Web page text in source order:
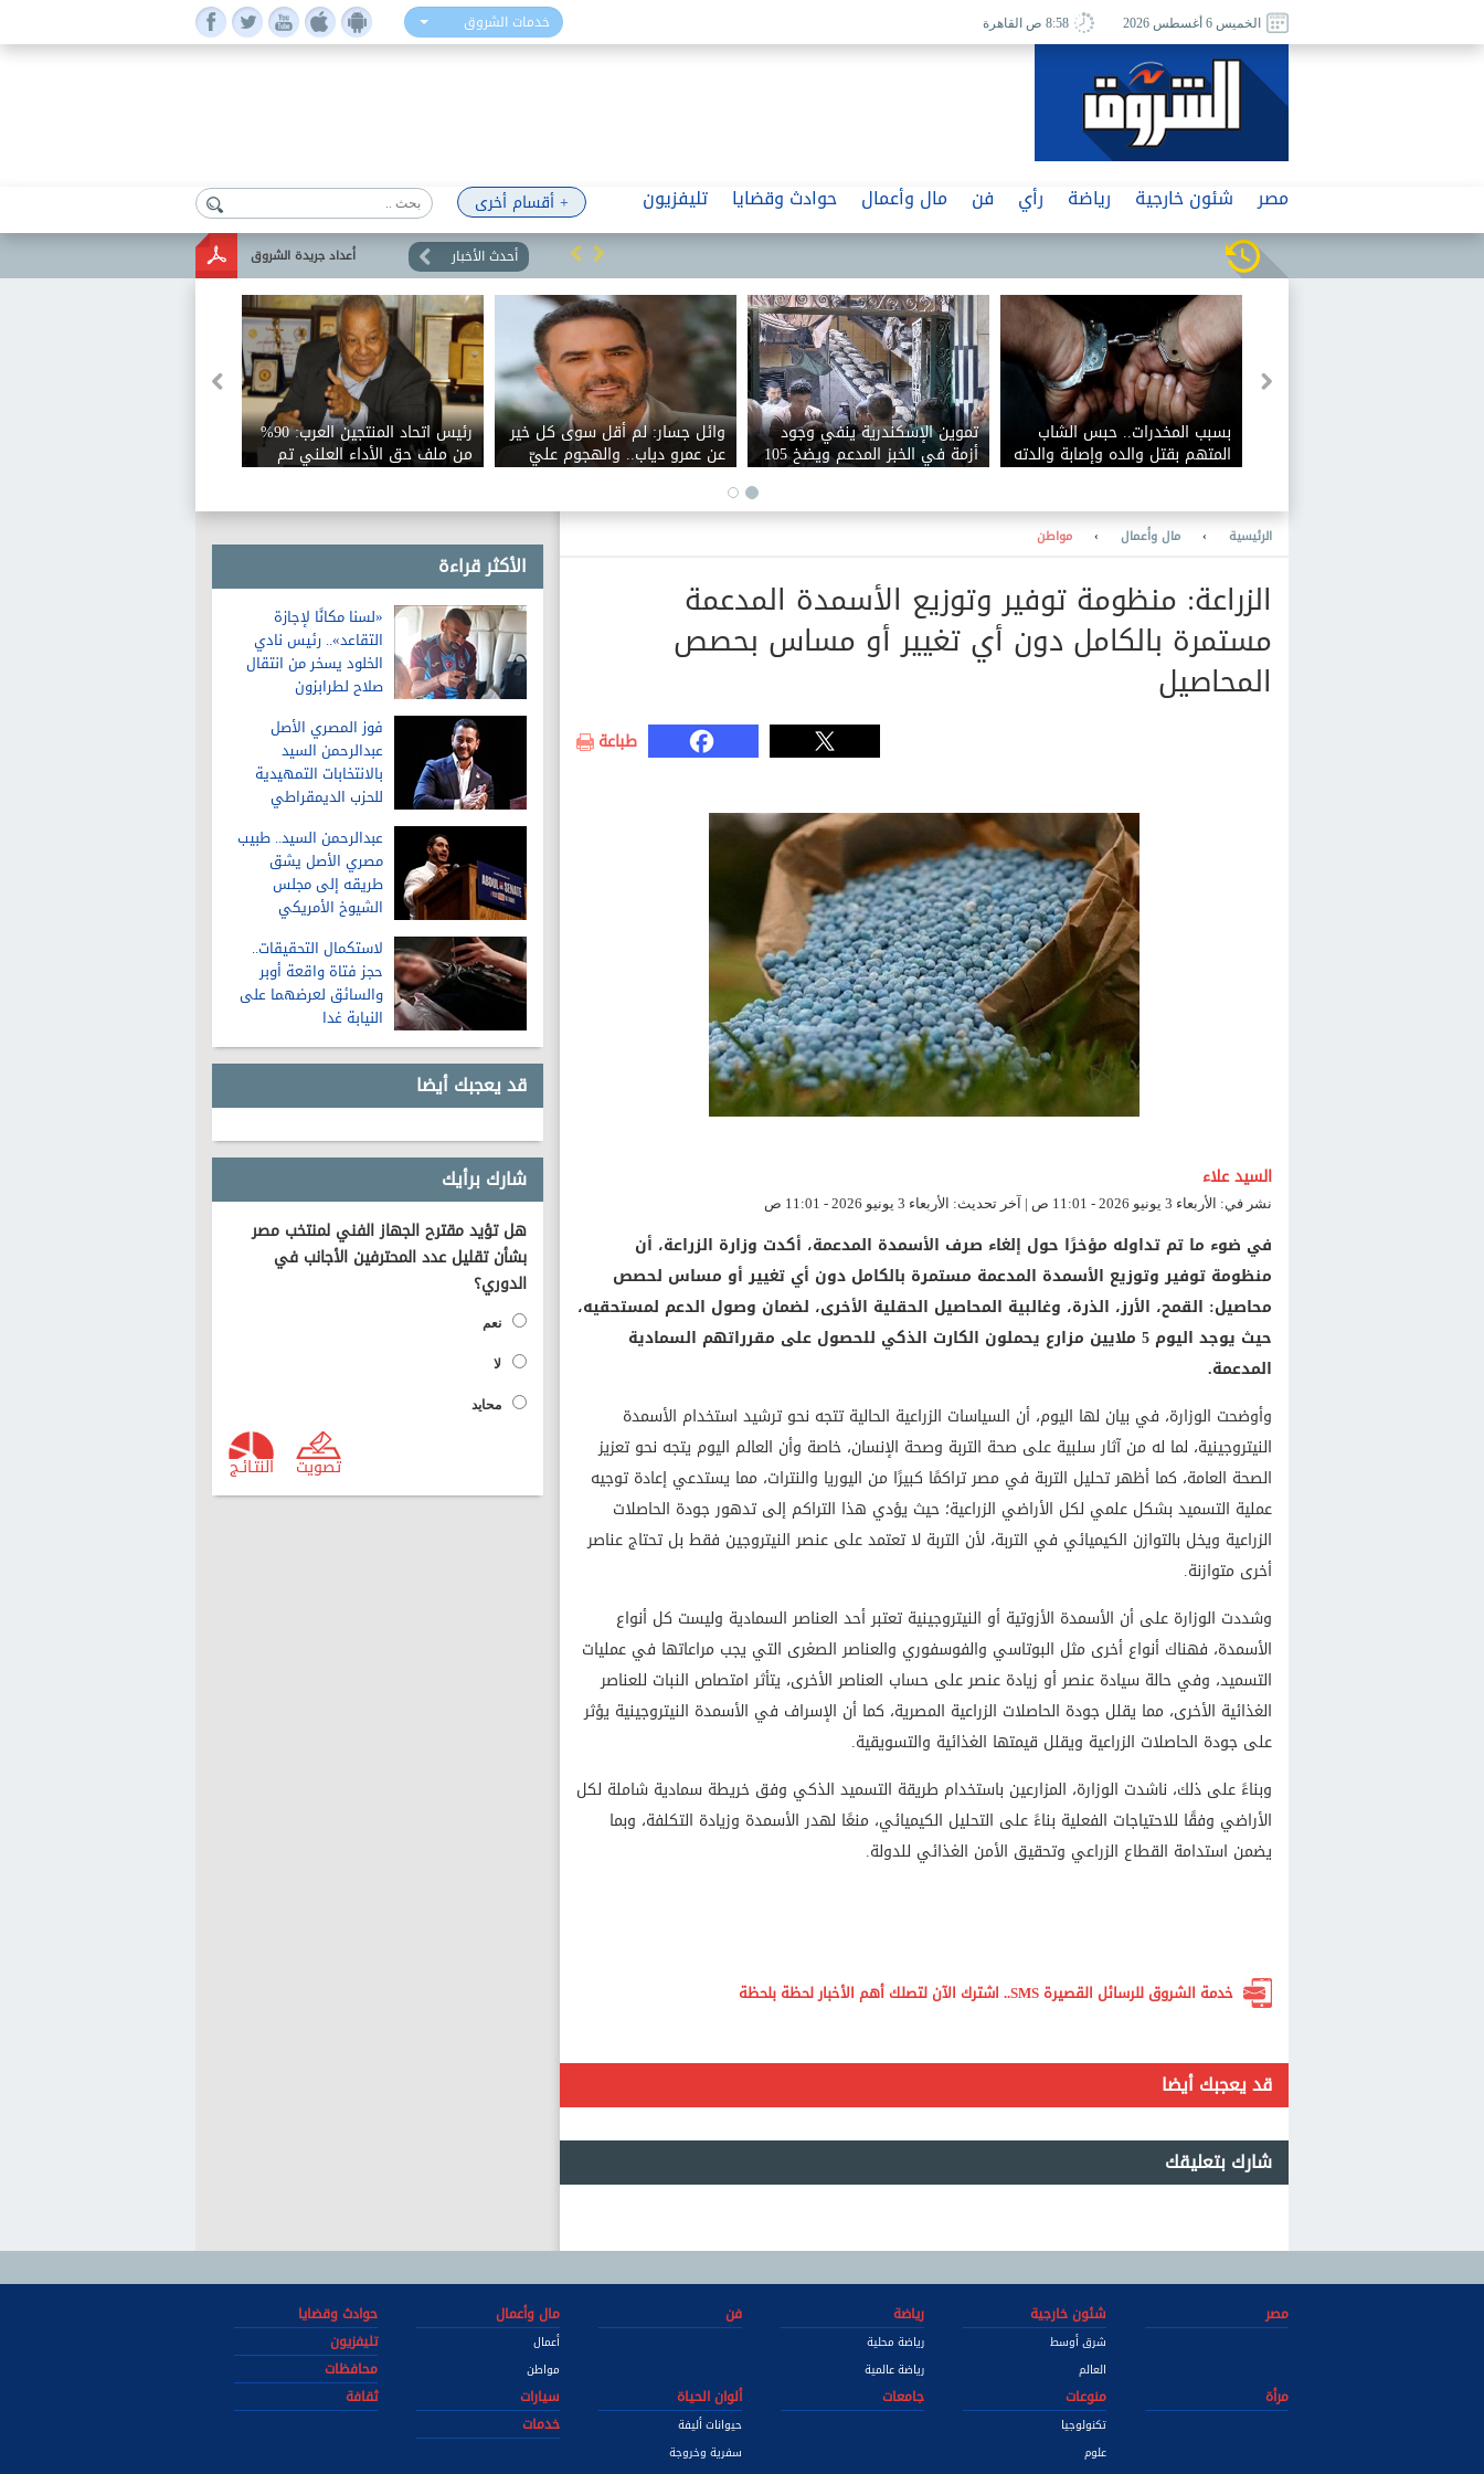
خدمات الشروق الخميس 6 أغسطس 2026 8:58 ص القاهرة
+ أقسام أخرى مصر شئون خارجية رياضة رأي فن مال وأعمال حوادث وقضايا تليفزيون
أعداد جريدة الشروق أحدث الأخبار
بسبب المخدرات.. حبس الشاب
المتهم بقتل والده وإصابة والدته
وشقيقه في الإسكندرية
تموين الإسكندرية ينفي وجود
أزمة في الخبز المدعم ويضخ 105
آلاف رغيف إضافي
وائل جسار: لم أقل سوى كل خير
عن عمرو دياب.. والهجوم عليّ
بسبب اجتزاء تصريحاتي
رئيس اتحاد المنتجين العرب: 90%
من ملف حق الأداء العلني تم
الاتفاق عليه
الأكثر قراءة
«لسنا مكانًا لإجازة
التقاعد».. رئيس نادي
الخلود يسخر من انتقال
صلاح لطرابزون
فوز المصري الأصل
عبدالرحمن السيد
بالانتخابات التمهيدية
للحزب الديمقراطي
ميشيجان
عبدالرحمن السيد.. طبيب
مصري الأصل يشق
طريقه إلى مجلس
الشيوخ الأمريكي
لاستكمال التحقيقات..
حجز فتاة واقعة أوبر
والسائق لعرضهما على
النيابة غدا
قد يعجبك أيضا
شارك برأيك
هل تؤيد مقترح الجهاز الفني لمنتخب مصر
بشأن تقليل عدد المحترفين الأجانب في
الدوري؟
نعم
لا
محايد
النتـائـج تصويت
الرئيسية › مال وأعمال › مواطن
الزراعة: منظومة توفير وتوزيع الأسمدة المدعمة
مستمرة بالكامل دون أي تغيير أو مساس بحصص
المحاصيل
طباعة
السيد علاء
نشر في: الأربعاء 3 يونيو 2026 - 11:01 ص | آخر تحديث: الأربعاء 3 يونيو 2026 - 11:01 ص
في ضوء ما تم تداوله مؤخرًا حول إلغاء صرف الأسمدة المدعمة، أكدت وزارة الزراعة، أن
منظومة توفير وتوزيع الأسمدة المدعمة مستمرة بالكامل دون أي تغيير أو مساس لحصص
محاصيل: القمح، الأرز، الذرة، وغالبية المحاصيل الحقلية الأخرى، لضمان وصول الدعم لمستحقيه،
حيث يوجد اليوم 5 ملايين مزارع يحملون الكارت الذكي للحصول على مقرراتهم السمادية
المدعمة.
وأوضحت الوزارة، في بيان لها اليوم، أن السياسات الزراعية الحالية تتجه نحو ترشيد استخدام الأسمدة
النيتروجينية، لما له من آثار سلبية على صحة التربة وصحة الإنسان، خاصة وأن العالم اليوم يتجه نحو تعزيز
الصحة العامة، كما أظهر تحليل التربة في مصر تراكمًا كبيرًا من اليوريا والنترات، مما يستدعي إعادة توجيه
عملية التسميد بشكل علمي لكل الأراضي الزراعية؛ حيث يؤدي هذا التراكم إلى تدهور جودة الحاصلات
الزراعية ويخل بالتوازن الكيميائي في التربة، لأن التربة لا تعتمد على عنصر النيتروجين فقط بل تحتاج عناصر
أخرى متوازنة.
وشددت الوزارة على أن الأسمدة الأزوتية أو النيتروجينية تعتبر أحد العناصر السمادية وليست كل أنواع
الأسمدة، فهناك أنواع أخرى مثل البوتاسي والفوسفوري والعناصر الصغرى التي يجب مراعاتها في عمليات
التسميد، وفي حالة سيادة عنصر أو زيادة عنصر على حساب العناصر الأخرى، يتأثر امتصاص النبات للعناصر
الغذائية الأخرى، مما يقلل جودة الحاصلات الزراعية المصرية، كما أن الإسراف في الأسمدة النيتروجينية يؤثر
على جودة الحاصلات الزراعية ويقلل قيمتها الغذائية والتسويقية.
وبناءً على ذلك، ناشدت الوزارة، المزارعين باستخدام طريقة التسميد الذكي وفق خريطة سمادية شاملة لكل
الأراضي وفقًا للاحتياجات الفعلية بناءً على التحليل الكيميائي، منعًا لهدر الأسمدة وزيادة التكلفة، وبما
يضمن استدامة القطاع الزراعي وتحقيق الأمن الغذائي للدولة.
خدمة الشروق للرسائل القصيرة SMS.. اشترك الآن لتصلك أهم الأخبار لحظة بلحظة
قد يعجبك أيضا
شارك بتعليقك
مصر شئون خارجية
شرق أوسط
العالم
رياضة
رياضة محلية
رياضة عالمية
فن مال وأعمال
أعمال
مواطن
حوادث وقضايا
تليفزيون
محافظات
مرأة
منوعات
تكنولوجيا
علوم
جامعات ألوان الحياة
حيوانات أليفة
سفرية وخروجة
سيارات
ثقافة
خدمات